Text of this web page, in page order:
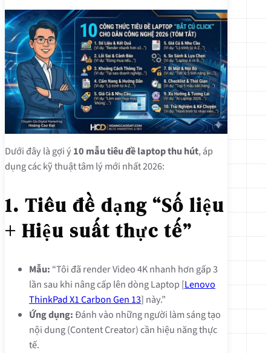
Dưới đây là gợi ý10 mẫu tiêu đề laptop thu hút, áp
dụng các kỹ thuật tâm lý mới nhất 2026:
1. Tiêu đề dạng “Số liệu
+ Hiệu suất thực tế”
Mẫu: “Tôi đã render Video 4K nhanh hơn gấp 3
lần sau khi nâng cấp lên dòng Laptop [Lenovo
ThinkPad X1 Carbon Gen 13] này.”
Ứng dụng:Đánh vào những người làm sáng tạo
nội dung (Content Creator) cần hiệu năng thực
tế.